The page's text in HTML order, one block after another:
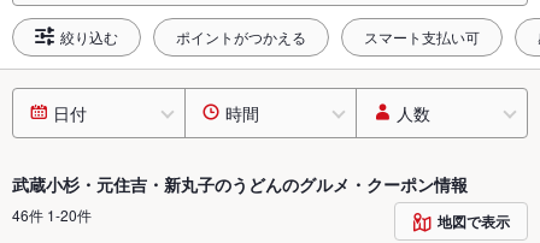
絞り込む ポイントがつかえる スマート支払い可
日付 時間 人数
武蔵小杉・元住吉・新丸子のうどんのグルメ・クーポン情報
46件 1-20件 地図で表示